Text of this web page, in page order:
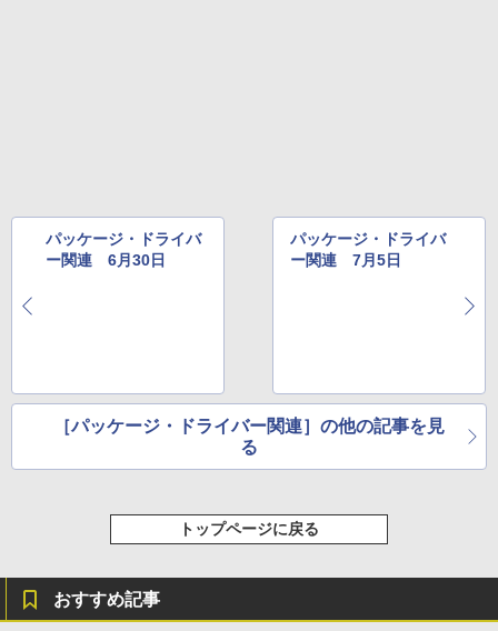
パッケージ・ドライバ
ー関連 6月30日
パッケージ・ドライバ
ー関連 7月5日
［パッケージ・ドライバー関連］の他の記事を見
る
トップページに戻る
おすすめ記事